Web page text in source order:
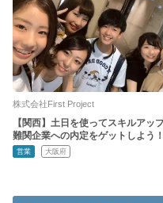
株式会社First Project
【関西】土日を使ってスキルアッ
難関企業への内定をゲットしよう！
営業 大阪府